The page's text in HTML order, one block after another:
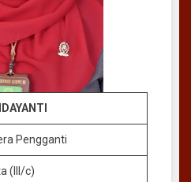
Pengganti
(III/c)